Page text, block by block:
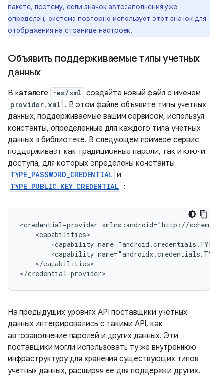
пакете, поэтому, если значок автозаполнения уже
определен, система повторно использует этот значок для
отображения на странице настроек.
Объявить поддерживаемые типы учетных
данных
В каталоге res/xml создайте новый файл с именем
provider.xml . В этом файле объявите типы учетных
данных, поддерживаемые вашим сервисом, используя
константы, определенные для каждого типа учетных
данных в библиотеке. В следующем примере сервис
поддерживает как традиционные пароли, так и ключи
доступа, для которых определены константы
TYPE_PASSWORD_CREDENTIAL и
TYPE_PUBLIC_KEY_CREDENTIAL :
<credential-provider
<capability
<capability
</capabilities>
На предыдущих уровнях API поставщики учетных
данных интегрировались с такими API, как
автозаполнение паролей и других данных. Эти
поставщики могли использовать ту же внутреннюю
инфраструктуру для хранения существующих типов
учетных данных, расширяя ее для поддержки других,